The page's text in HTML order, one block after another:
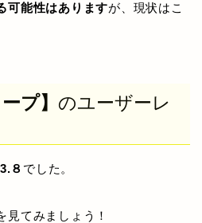
可能性はありますが、現状はこ
プ】 のユーザーレ
3.８ でした。
見てみましょう！